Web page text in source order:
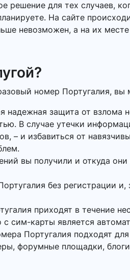
решение для тех случаев,
На сайте
невозможен, а на их
номер Португалия,
защита от взлома
В случае утечки
– и избавиться от
вы получили и откуда
без регистрации
приходят в течение
сим-карты является
Португалия подходят
форумные площадки,